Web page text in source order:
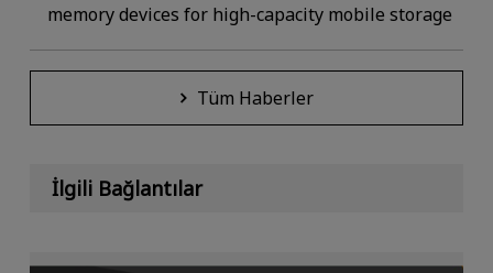
memory devices for high-capacity mobile storage
Tüm Haberler
İlgili Bağlantılar